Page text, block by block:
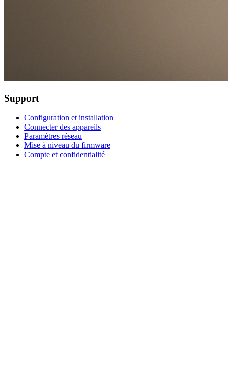
Support
Configuration et installation
Connecter des appareils
Paramètres réseau
Mise à niveau du firmware
Compte et confidentialité